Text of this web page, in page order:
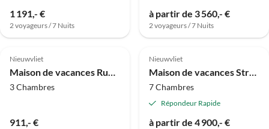
1 191,- €
2 voyageurs / 7 Nuits
à partir de 3 560,- €
2 voyageurs / 7 Nuits
Annonce
Nieuwvliet
Maison de vacances Rue Zeekraal 7
3 Chambres
911,- €
Nieuwvliet
Maison de vacances Strand en Duinen 1
7 Chambres
Répondeur Rapide
à partir de 4 900,- €